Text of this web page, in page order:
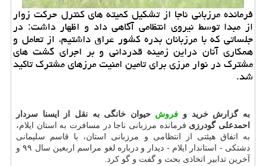
فرمانده مرزبانی ناجا از تشكیل كمیته های كنترل حركت زوار
از مبدا توسط نیروی انتظامی آگاهی داد و اظهار داشت: در
جلساتی كه با مرزبانان بدره كشور عراق داشتیم، از تعامل و
همكاری آنان دراین زمینه قدردانی و بر اجرای گشت های
مشترك در نوار مرزی برای تامین امنیت مرزهای مشترك تاكید
شد.
به گزارش خرید و فروش حیوان خانگی به نقل از ایسنا سردار
احمدعلی گودرزی فرمانده مرزبانی ناجا در مسافرت به استان ایلام،
به اتفاق هیئتی از انتظامی و مرزبانی استان، با قاسم سلیمانی
دشتکی - استاندار ایلام - دیدار و درباره لغو مراسم اربعین سال ۹۹ و
آخرین تدابیر اتخاذی بحث و گفت و گو کرد.